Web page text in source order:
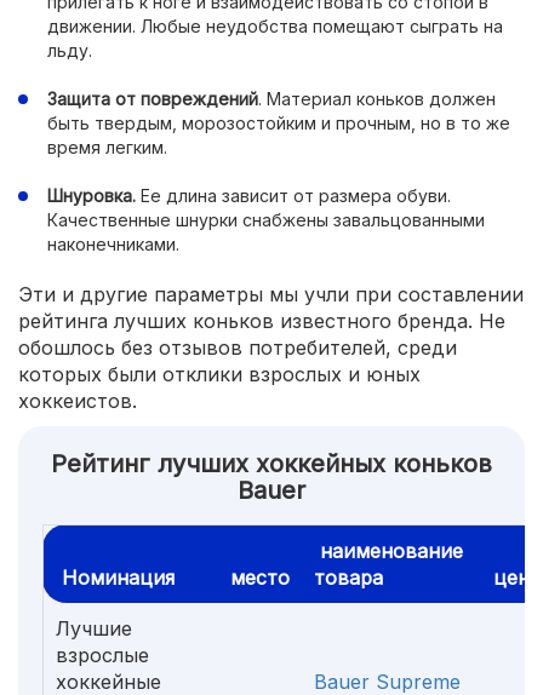
движении. Любые неудобства помещают сыграть на
льду.
Защита от повреждений. Материал коньков должен
быть твердым, морозостойким и прочным, но в то же
время легким.
Шнуровка. Ее длина зависит от размера обуви.
Качественные шнурки снабжены завальцованными
наконечниками.
Эти и другие параметры мы учли при составлении
рейтинга лучших коньков известного бренда. Не
обошлось без отзывов потребителей, среди
которых были отклики взрослых и юных
хоккеистов.
Рейтинг лучших хоккейных коньков
Bauer
Номинация место
наименование
товара
цена
Лучшие
взрослые
хоккейные
Bauer Supreme